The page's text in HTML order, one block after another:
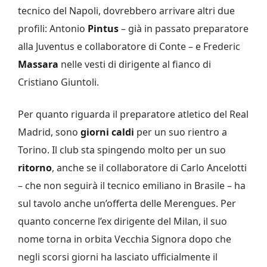
tecnico del Napoli, dovrebbero arrivare altri due
profili: Antonio Pintus– già in passato preparatore
alla Juventus e collaboratore di Conte – e Frederic
Massara nelle vesti di dirigente al fianco di
Cristiano Giuntoli.
Per quanto riguarda il preparatore atletico del Real
Madrid, sono giorni caldi per un suo rientro a
Torino. Il club sta spingendo molto per un suo
ritorno, anche se il collaboratore di Carlo Ancelotti
– che non seguirà il tecnico emiliano in Brasile – ha
sul tavolo anche un’offerta delle Merengues. Per
quanto concerne l’ex dirigente del Milan, il suo
nome torna in orbita Vecchia Signora dopo che
negli scorsi giorni ha lasciato ufficialmente il